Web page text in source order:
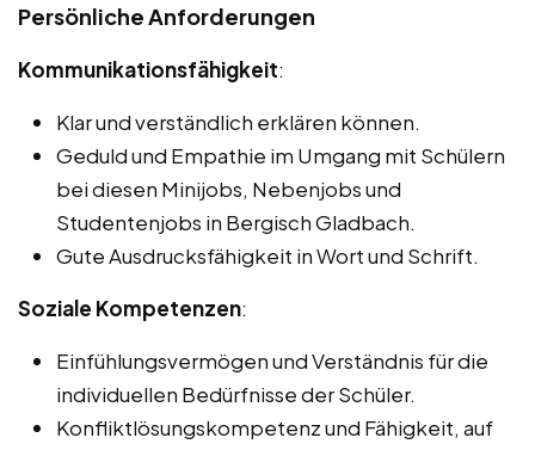
Persönliche Anforderungen
Kommunikationsfähigkeit:
Klar und verständlich erklären können.
Geduld und Empathie im Umgang mit Schülern
bei diesen Minijobs, Nebenjobs und
Studentenjobs in Bergisch Gladbach.
Gute Ausdrucksfähigkeit in Wort und Schrift.
Soziale Kompetenzen:
Einfühlungsvermögen und Verständnis für die
individuellen Bedürfnisse der Schüler.
Konfliktlösungskompetenz und Fähigkeit, auf